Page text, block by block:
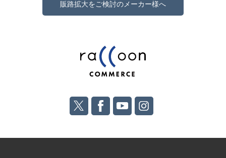
販路拡大をご検討のメーカー様へ